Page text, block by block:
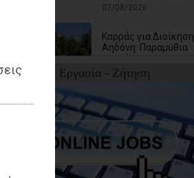
07/08/2026
Καρράς για Διοίκηση
Αηδόνη: Παραμύθια
και χάντρες προς
Ιθαγενείς... (photos)
07/08/2026
Χάρης Δούκας: Η
καλύτερή μου να
κατέβει για δήμαρχος
ο Μπακογιάννης
07/08/2026
Εργασία - Ζήτηση